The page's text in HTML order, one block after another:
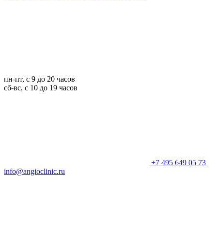
пн-пт, с 9 до 20 часов
сб-вс, с 10 до 19 часов
+7 495 649 05 73
info@angioclinic.ru